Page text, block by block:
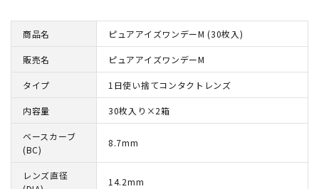
商品名 ピュアアイズワンデーM (30枚入)
販売名 ピュアアイズワンデーM
タイプ 1日使い捨てコンタクトレンズ
内容量 30枚入り×2箱
ベースカーブ
(BC)
8.7mm
レンズ直径
14.2mm